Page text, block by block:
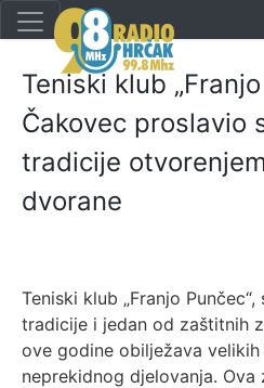
Teniski klub
Čakovec proslavio
tradicije
dvorane
Teniski klub „Franjo
tradicije i jedan od zaštitnih
ove godine obilježava velikih
neprekidnog djelovanja.